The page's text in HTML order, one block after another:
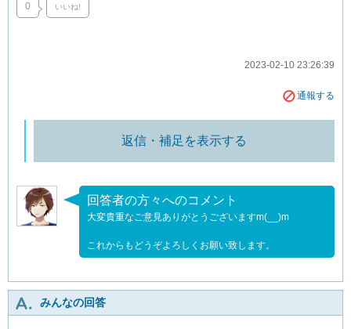
0 いいね!
2023-02-10 23:26:39
通報する
返信・補足を表示する
回答者の方々へのコメント
大変貴重なご意見ありがとうございますm(__)m
これからもどうぞよろしくお願い致します。
みんなの回答